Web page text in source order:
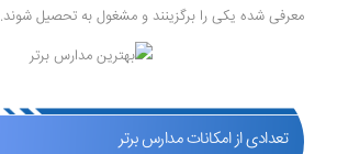
معرفی شده یکی را برگزینند و مشغول به تحصیل شوند.
تعدادی از امکانات مدارس برتر